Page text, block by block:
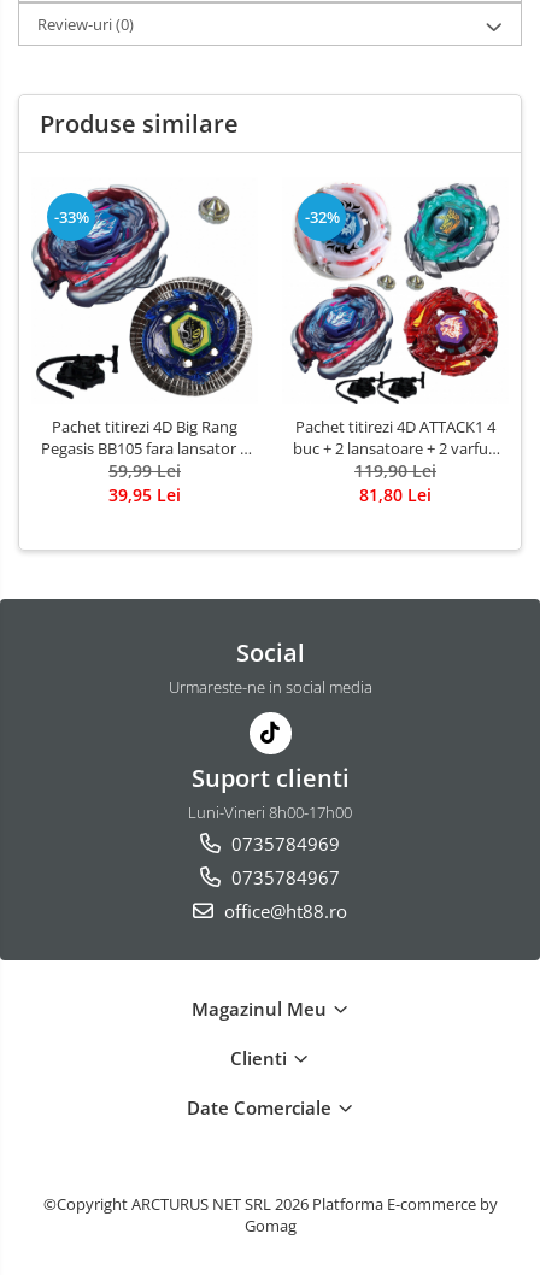
Review-uri(0)
Produse similare
-33%
Pachet titirezi 4D Big Rang
Pegasis BB105 fara lansator +
DuoUranus 230WD BB121C cu
lansator si varf metalic
59,99 Lei
39,95 Lei
-32%
Pachet titirezi 4D ATTACK1 4
buc + 2 lansatoare + 2 varfuri
metalice: BB88 Meteo L-
Drago, BB105 Pegasis, BB117
119,90 Lei
81,80 Lei
Social
Urmareste-ne in social media
Suport clienti
Luni-Vineri 8h00-17h00
0735784969
0735784967
office@ht88.ro
Magazinul Meu
Clienti
Date Comerciale
©Copyright ARCTURUS NET SRL 2026 Platforma E-commerce by
Gomag